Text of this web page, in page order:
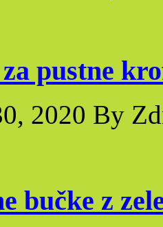
pustne
2020 By
bučke z